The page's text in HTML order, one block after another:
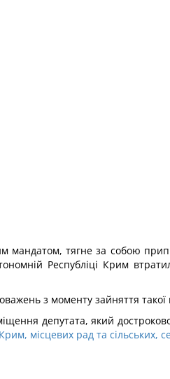
мандатом, тягне за собою
Республіці Крим
з моменту зайняття такої
депутата, який
місцевих рад та сільських,